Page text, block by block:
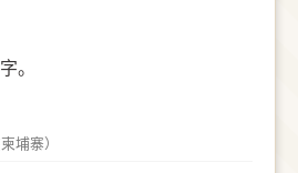
。
埔寨）